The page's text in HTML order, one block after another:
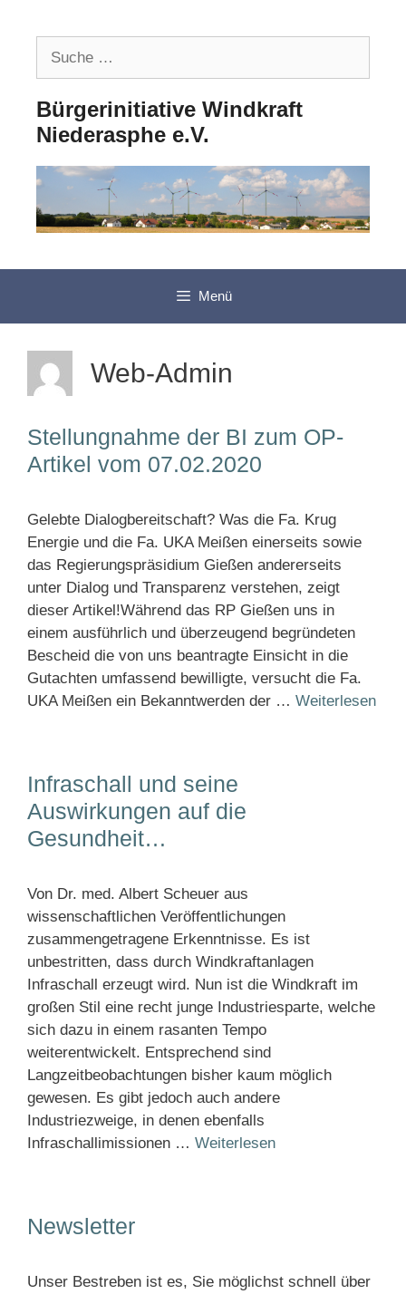
springen
Bürgerinitiative Windkraft
Niederasphe e.V.
Menü
Web-Admin
Stellungnahme der BI zum OP-
Artikel vom 07.02.2020
Gelebte Dialogbereitschaft? Was die Fa. Krug
Energie und die Fa. UKA Meißen einerseits sowie
das Regierungspräsidium Gießen andererseits
unter Dialog und Transparenz verstehen, zeigt
dieser Artikel!Während das RP Gießen uns in
einem ausführlich und überzeugend begründeten
Bescheid die von uns beantragte Einsicht in die
Gutachten umfassend bewilligte, versucht die Fa.
UKA Meißen ein Bekanntwerden der … Weiterlesen
Infraschall und seine
Auswirkungen auf die
Gesundheit…
Von Dr. med. Albert Scheuer aus
wissenschaftlichen Veröffentlichungen
zusammengetragene Erkenntnisse. Es ist
unbestritten, dass durch Windkraftanlagen
Infraschall erzeugt wird. Nun ist die Windkraft im
großen Stil eine recht junge Industriesparte, welche
sich dazu in einem rasanten Tempo
weiterentwickelt. Entsprechend sind
Langzeitbeobachtungen bisher kaum möglich
gewesen. Es gibt jedoch auch andere
Industriezweige, in denen ebenfalls
Infraschallimissionen … Weiterlesen
Newsletter
Unser Bestreben ist es, Sie möglichst schnell über